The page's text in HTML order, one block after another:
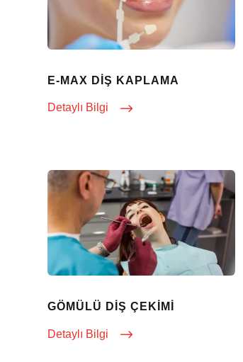
E-MAX DIŞ KAPLAMA
Detaylı Bilgi
GÖMÜLÜ DIŞ ÇEKIMI
Detaylı Bilgi